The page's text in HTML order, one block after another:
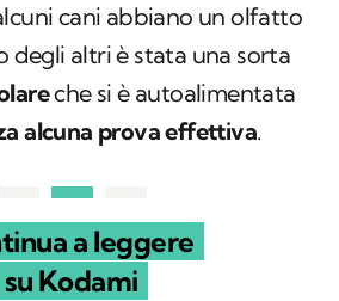
cani abbiano un olfatto
degli altri è stata una sorta
che si è autoalimentata
alcuna prova effettiva.
a leggere
su Kodami